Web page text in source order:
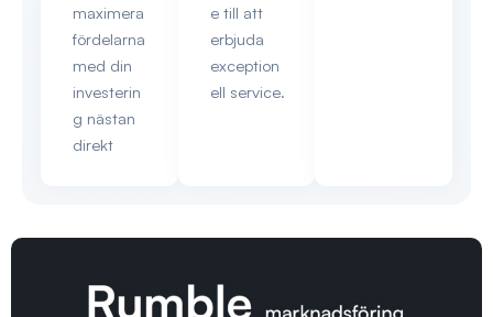
maximera
fördelarna
med din
investerin
g nästan
direkt
e till att
erbjuda
exception
ell service.